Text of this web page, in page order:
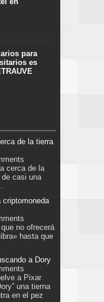
para
es
de la tierra
cerca de la
casi una
criptomoneda
no ofrecerá
hasta que
a Dory
a Pixar
una tierna
en el pez